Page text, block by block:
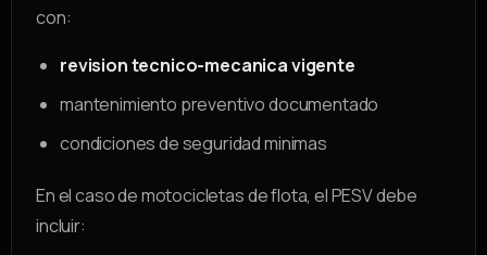
con:
revision tecnico-mecanica vigente
mantenimiento preventivo documentado
condiciones de seguridad minimas
En el caso de motocicletas de flota, el PESV debe
incluir: